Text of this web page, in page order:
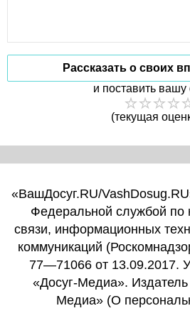
Рассказать о своих
и поставить вашу
(текущая
«ВашДосуг.RU/
Федеральной службой по
связи, информационных
коммуникаций
77—71066 от 13.09.2017.
«Досуг-Медиа».
Медиа» (О